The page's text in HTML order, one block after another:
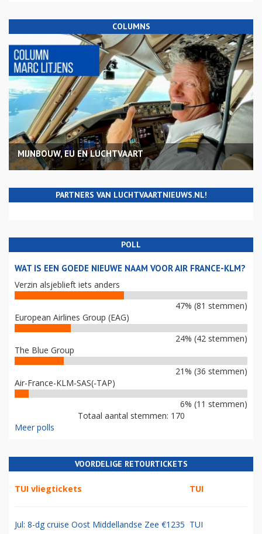
COLUMNS
MIJNBOUW, EU EN LUCHTVAART
PARTNERS VAN LUCHTVAARTNIEUWS.NL!
POLL
WAT IS EEN GOEDE NIEUWE NAAM VOOR AIR FRANCE-KLM?
Verzin alsjeblieft iets anders
47% (81 stemmen)
European Airlines Group (EAG)
24% (42 stemmen)
The Blue Group
21% (36 stemmen)
Air-France-KLM-SAS(-TAP)
6% (11 stemmen)
Totaal aantal stemmen: 170
Meer polls
VOORDELIGE RETOURTICKETS
TUI vliegtickets TUI
Jul: 8-dg cruise Oost Middellandse Zee €1235 TUI